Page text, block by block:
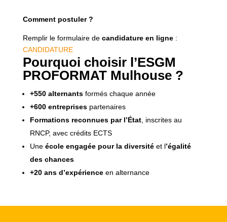
Comment postuler ?
Remplir le formulaire de candidature en ligne:
CANDIDATURE
Pourquoi choisir l’ESGM
PROFORMAT Mulhouse?
+550 alternantsformés chaque année
+600 entreprisespartenaires
Formations reconnues par l’État, inscrites au
RNCP, avec crédits ECTS
Une école engagée pour la diversité et l’égalité
des chances
+20 ans d’expérienceen alternance